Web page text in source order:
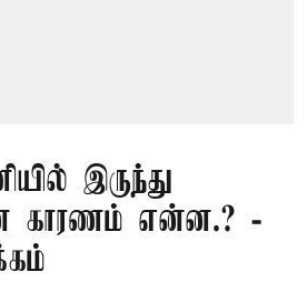
இருந்து
காரணம் என்ன.? -